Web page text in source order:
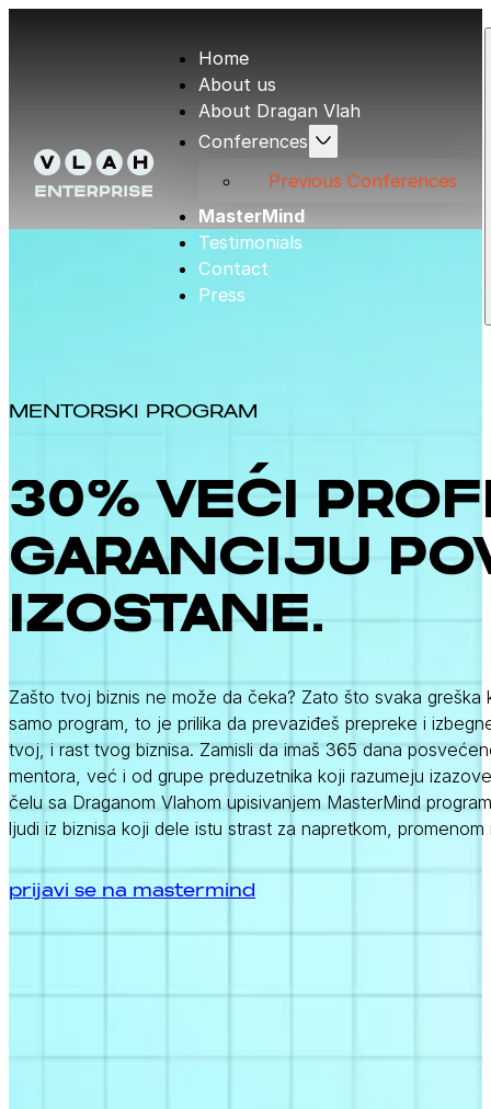
Home
About us
About Dragan Vlah
Conferences
Previous Conferences
MasterMind
Testimonials
Contact
Press
MENTORSKI PROGRAM
30% VEĆI
GARANCIJU
IZOSTANE.
Zašto tvoj biznis ne može da čeka? Zato što svaka greška
samo program, to je prilika da prevaziđeš prepreke i
tvoj, i rast tvog biznisa. Zamisli da imaš 365 dana
mentora, već i od grupe preduzetnika koji razumeju
čelu sa Draganom Vlahom upisivanjem MasterMind
ljudi iz biznisa koji dele istu strast za napretkom,
prijavi se na mastermind